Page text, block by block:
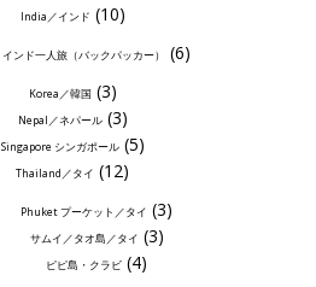
India／インド (10)
インド一人旅（バックパッカー） (6)
Korea／韓国 (3)
Nepal／ネパール(3)
Singapore シンガポール(5)
Thailand／タイ (12)
Phuket プーケット／タイ (3)
サムイ／タオ島／タイ (3)
ピピ島・クラビ (4)